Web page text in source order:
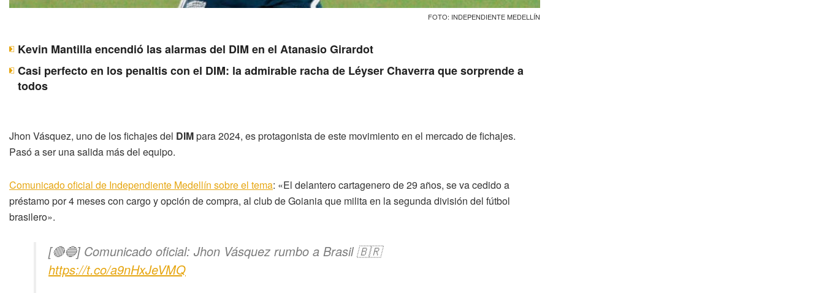
FOTO: INDEPENDIENTE MEDELLÍN
Kevin Mantilla encendió las alarmas del DIM en el Atanasio Girardot
Casi perfecto en los penaltis con el DIM: la admirable racha de Léyser Chaverra que sorprende a
todos
Jhon Vásquez, uno de los fichajes del DIMpara 2024, es protagonista de este movimiento en el mercado de fichajes.
Pasó a ser una salida más del equipo.
Comunicado oficial de Independiente Medellín sobre el tema: «El delantero cartagenero de 29 años, se va cedido a
préstamo por 4 meses con cargo y opción de compra, al club de Goiania que milita en la segunda división del fútbol
brasilero».
[🔴🔵] Comunicado oficial: Jhon Vásquez rumbo a Brasil 🇧🇷
https://t.co/a9nHxJeVMQ